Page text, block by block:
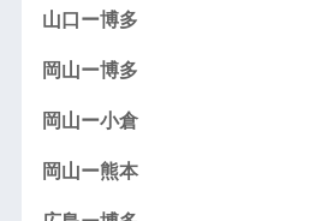
山口ー博多
岡山ー博多
岡山ー小倉
岡山ー熊本